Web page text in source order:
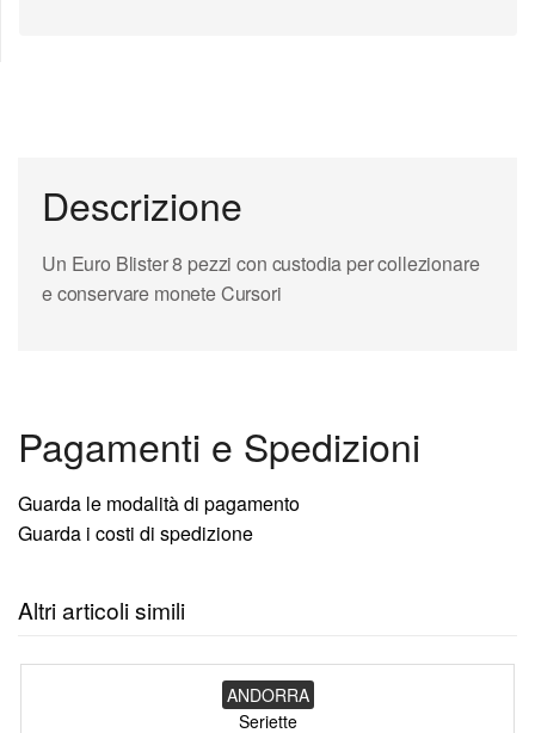
Descrizione
Un Euro Blister 8 pezzi con custodia per collezionare
e conservare monete Cursori
Pagamenti e Spedizioni
Guarda le modalità di pagamento
Guarda i costi di spedizione
Altri articoli simili
ANDORRA
Seriette